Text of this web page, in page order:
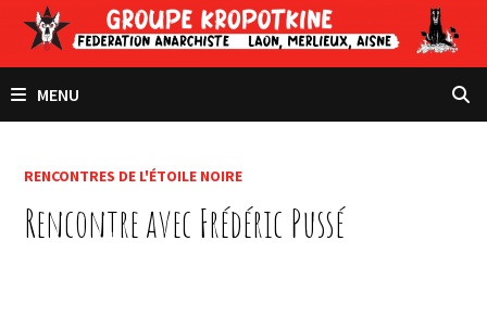
Passer
contenu
MENU
RENCONTRES DE L'ÉTOILE NOIRE
Rencontre avec Frédéric Pussé